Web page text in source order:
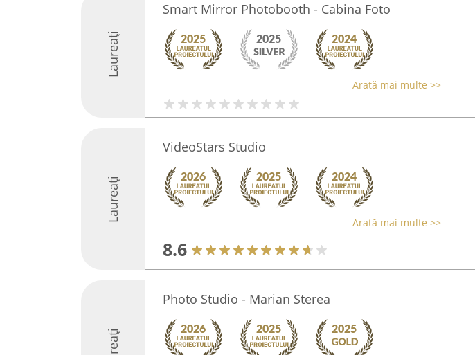
Laureați
Smart Mirror Photobooth - Cabina Foto
Arată mai multe >>
Laureați
VideoStars Studio
Arată mai multe >>
8.6
Photo Studio - Marian Sterea